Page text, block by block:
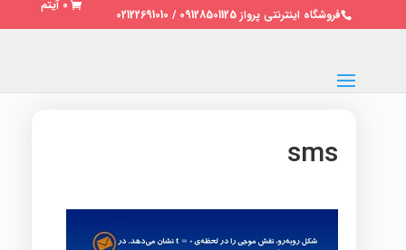
فروشگاه اینترنتی پرواز 09128501125 / 02122691010
0 آیتم
sms